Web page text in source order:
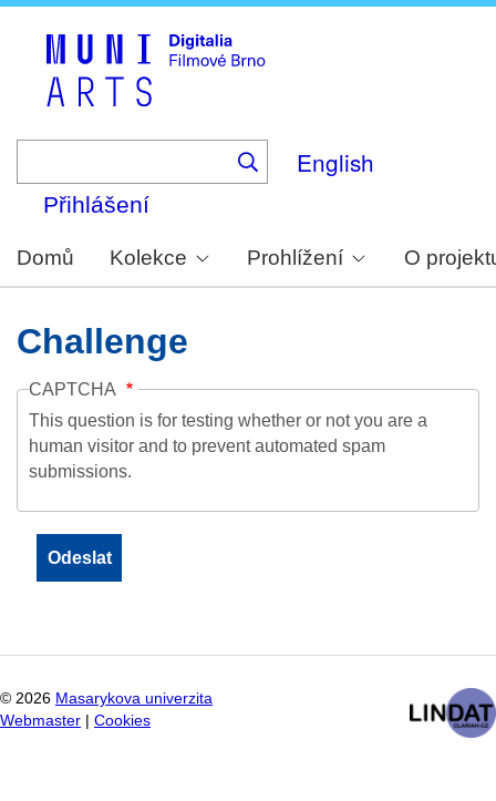
English
Přihlášení
Domů Kolekce Prohlížení O
Challenge
CAPTCHA
This question is for testing whether or not you are a
human visitor and to prevent automated spam
submissions.
© 2026 Masarykova univerzita
Webmaster
Cookies